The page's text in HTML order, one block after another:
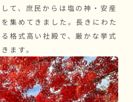
て、庶民からは塩の神・安産
集めてきました。長きにわた
格式高い社殿で、厳かな挙式
ます。